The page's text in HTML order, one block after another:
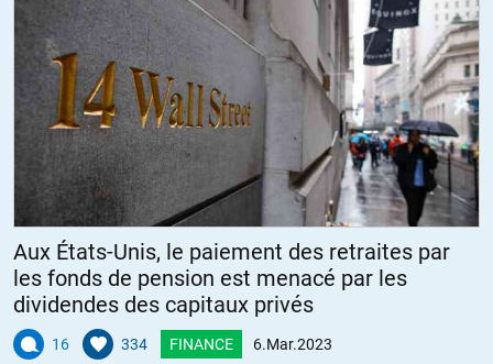
Aux États-Unis, le paiement des retraites par
les fonds de pension est menacé par les
dividendes des capitaux privés
16 334 FINANCE 6.Mar.2023